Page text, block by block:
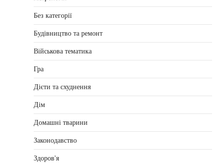
Без категорії
Будівництво та ремонт
Військова тематика
Гра
Дієти та схуднення
Дім
Домашні тварини
Законодавство
Здоров'я